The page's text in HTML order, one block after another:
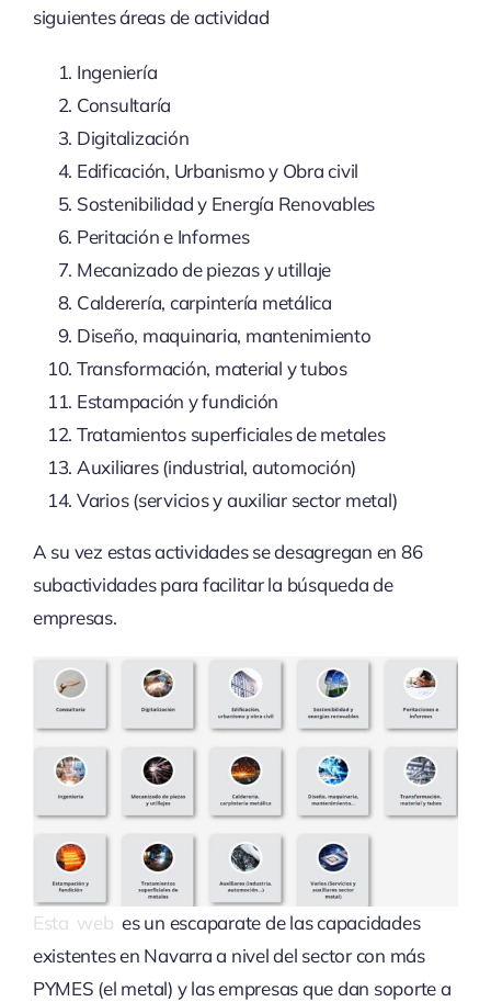
siguientes áreas de actividad
Ingeniería
Consultaría
Digitalización
Edificación, Urbanismo y Obra civil
Sostenibilidad y Energía Renovables
Peritación e Informes
Mecanizado de piezas y utillaje
Calderería, carpintería metálica
Diseño, maquinaria, mantenimiento
Transformación, material y tubos
Estampación y fundición
Tratamientos superficiales de metales
Auxiliares (industrial, automoción)
Varios (servicios y auxiliar sector metal)
A su vez estas actividades se desagregan en 86
subactividades para facilitar la búsqueda de
empresas.
Esta web es un escaparate de las capacidades
existentes en Navarra a nivel del sector con más
PYMES (el metal) y las empresas que dan soporte a